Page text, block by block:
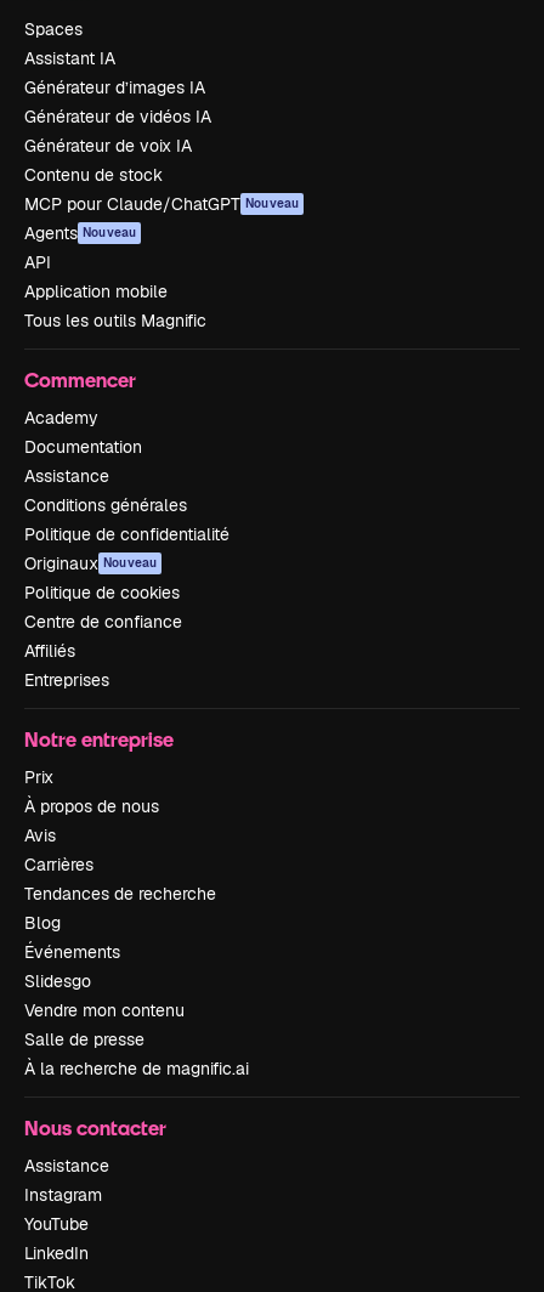
Spaces
Assistant IA
Générateur d’images IA
Générateur de vidéos IA
Générateur de voix IA
Contenu de stock
MCP pour Claude/ChatGPT Nouveau
Agents Nouveau
API
Application mobile
Tous les outils Magnific
Commencer
Academy
Documentation
Assistance
Conditions générales
Politique de confidentialité
Originaux Nouveau
Politique de cookies
Centre de confiance
Affiliés
Entreprises
Notre entreprise
Prix
À propos de nous
Avis
Carrières
Tendances de recherche
Blog
Événements
Slidesgo
Vendre mon contenu
Salle de presse
À la recherche de magnific.ai
Nous contacter
Assistance
Instagram
YouTube
LinkedIn
TikTok